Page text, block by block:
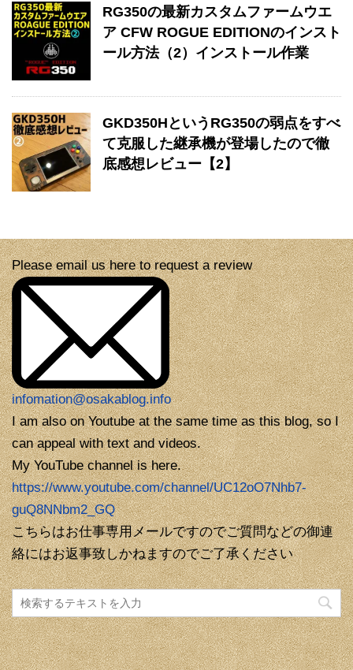
RG350の最新カスタムファームウエ
ア CFW ROGUE EDITIONのインスト
ール方法（2）インストール作業
GKD350HというRG350の弱点をすべ
て克服した継承機が登場したので徹
底感想レビュー【2】
Please email us here to request a review
infomation@osakablog.info
I am also on Youtube at the same time as this blog, so I
can appeal with text and videos.
My YouTube channel is here.
https://www.youtube.com/channel/UC12oO7Nhb7-
guQ8NNbm2_GQ
こちらはお仕事専用メールですのでご質問などの御連
絡にはお返事致しかねますのでご了承ください